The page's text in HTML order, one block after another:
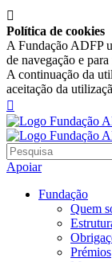

Política de cookies
A Fundação ADFP
de navegação e
A continuação da
aceitação da

Apoiar
Fundação
Quem
Prémios